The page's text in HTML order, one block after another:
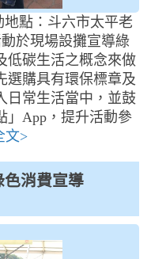
地點：斗六市太平老
於現場設攤宣導綠
低碳生活之概念來做
選購具有環保標章及
日常生活當中，並鼓
」App，提升活動參
文>
色消費宣導